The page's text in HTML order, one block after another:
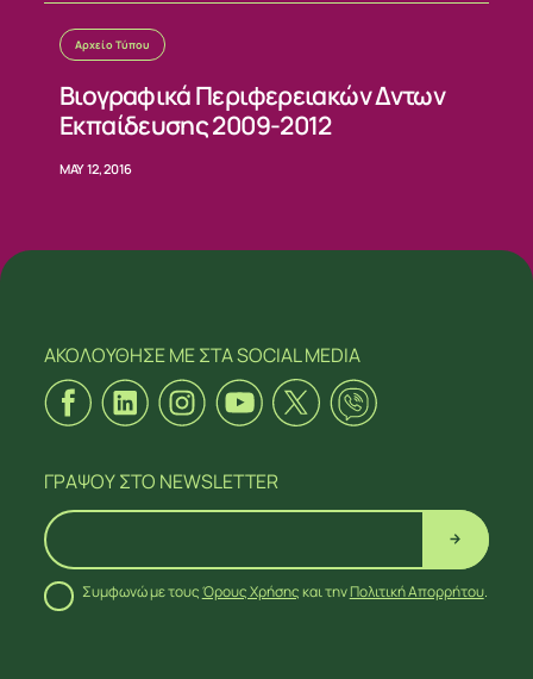
ΑΚΟΛΟΥΘΗΣΕ ΜΕΣΤΑ SOCIAL MEDIA
Αρχείο Τύπου
Βιογραφικά Περιφερειακών Δντων
Εκπαίδευσης 2009-2012
MAY 12, 2016
ΑΚΟΛΟΥΘΗΣΕ ΜΕΣΤΑ SOCIAL MEDIA
ΓΡΑΨΟΥΣΤΟ NEWSLETTER
Συμφωνώ με τουςΌρους Χρήσηςκαι τηνΠολιτική Απορρήτου.